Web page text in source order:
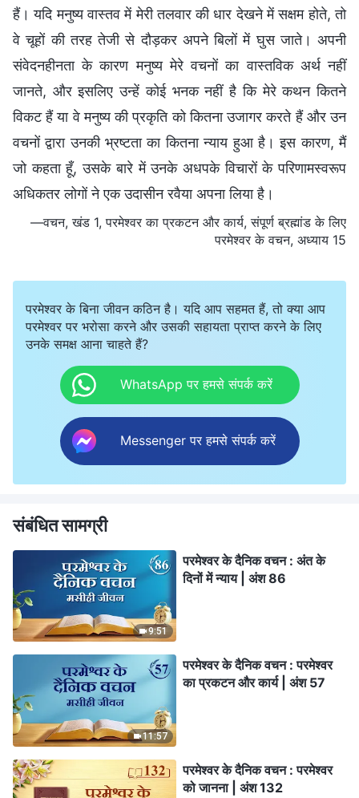
हैं। यदि मनुष्य वास्तव में मेरी तलवार की धार देखने में सक्षम होते, तो
वे चूहों की तरह तेजी से दौड़कर अपने बिलों में घुस जाते। अपनी
संवेदनहीनता के कारण मनुष्य मेरे वचनों का वास्तविक अर्थ नहीं
जानते, और इसलिए उन्हें कोई भनक नहीं है कि मेरे कथन कितने
विकट हैं या वे मनुष्य की प्रकृति को कितना उजागर करते हैं और उन
वचनों द्वारा उनकी भ्रष्टता का कितना न्याय हुआ है। इस कारण, मैं
जो कहता हूँ, उसके बारे में उनके अधपके विचारों के परिणामस्वरूप
अधिकतर लोगों ने एक उदासीन रवैया अपना लिया है।
—वचन, खंड 1, परमेश्वर का प्रकटन और कार्य, संपूर्ण ब्रह्मांड के लिए
परमेश्वर के वचन, अध्याय 15
परमेश्वर के बिना जीवन कठिन है। यदि आप सहमत हैं, तो क्या आप
परमेश्वर पर भरोसा करने और उसकी सहायता प्राप्त करने के लिए
उनके समक्ष आना चाहते हैं?
WhatsApp पर हमसे संपर्क करें
Messenger पर हमसे संपर्क करें
संबंधित सामग्री
9:51
परमेश्वर के दैनिक वचन : अंत के
दिनों में न्याय | अंश 86
11:57
परमेश्वर के दैनिक वचन : परमेश्वर
का प्रकटन और कार्य | अंश 57
परमेश्वर के दैनिक वचन : परमेश्वर
को जानना | अंश 132